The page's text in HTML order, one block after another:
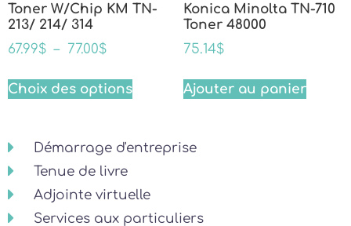
Toner W/Chip KM TN-
213/ 214/ 314
67.99$ – 77.00$
Choix des options
Konica Minolta TN-710
Toner 48000
75.14$
Ajouter au panier
Démarrage d'entreprise
Tenue de livre
Adjointe virtuelle
Services aux particuliers